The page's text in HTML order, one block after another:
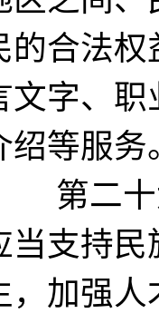
的合法
文字、
绍等服务
第二
当支持
，加强人